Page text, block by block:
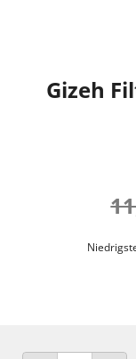
Gizeh